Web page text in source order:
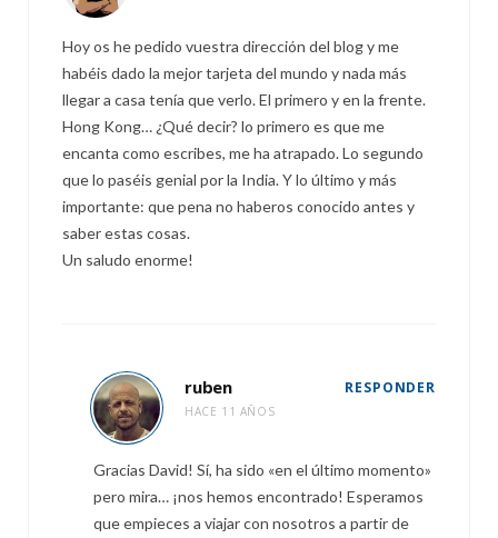
Hoy os he pedido vuestra dirección del blog y me
habéis dado la mejor tarjeta del mundo y nada más
llegar a casa tenía que verlo. El primero y en la frente.
Hong Kong… ¿Qué decir? lo primero es que me
encanta como escribes, me ha atrapado. Lo segundo
que lo paséis genial por la India. Y lo último y más
importante: que pena no haberos conocido antes y
saber estas cosas.
Un saludo enorme!
ruben
HACE 11 AÑOS
RESPONDER
Gracias David! Sí, ha sido «en el último momento»
pero mira… ¡nos hemos encontrado! Esperamos
que empieces a viajar con nosotros a partir de